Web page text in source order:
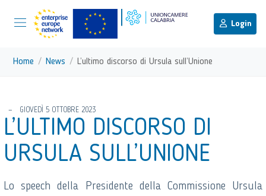
Vai ai contenuti
Login
torna al menu di scelta rapida
Menu di navigazione principale
Home News L’ultimo discorso di Ursula sull’Unione
GIOVEDÌ 5 OTTOBRE 2023
L’ULTIMO DISCORSO DI
URSULA SULL’UNIONE
Lo speech della Presidente della Commissione Ursula